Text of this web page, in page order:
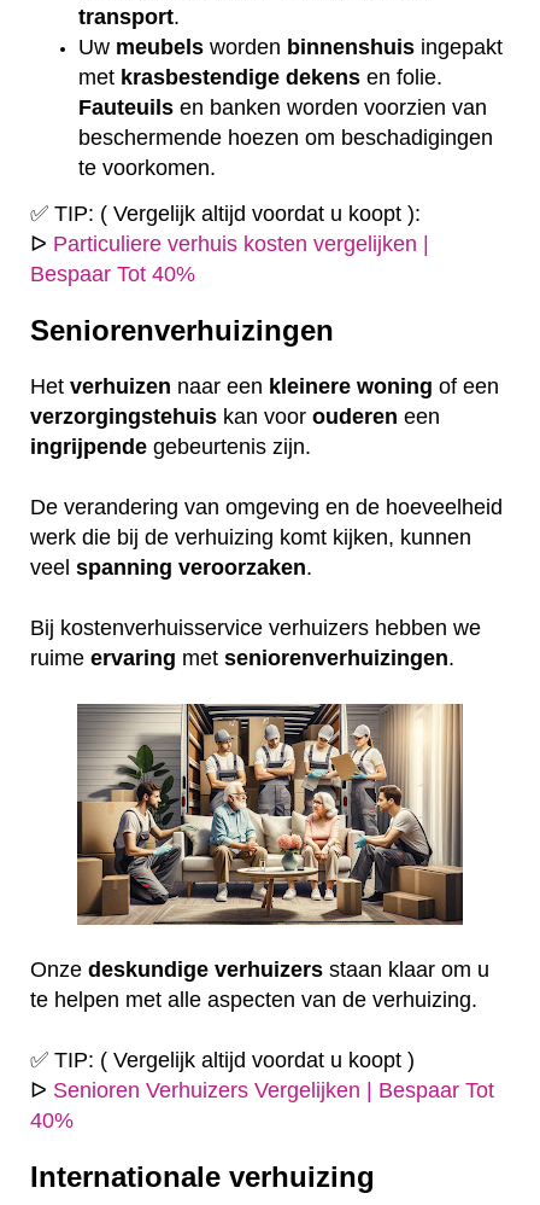
transport.
Uw meubels worden binnenshuis ingepakt
met krasbestendige dekens en folie.
Fauteuils en banken worden voorzien van
beschermende hoezen om beschadigingen
te voorkomen.
✅ TIP: ( Vergelijk altijd voordat u koopt ):
ᐅ Particuliere verhuis kosten vergelijken |
Bespaar Tot 40%
Seniorenverhuizingen
Het verhuizen naar een kleinere woning of een
verzorgingstehuis kan voor ouderen een
ingrijpende gebeurtenis zijn.
De verandering van omgeving en de hoeveelheid
werk die bij de verhuizing komt kijken, kunnen
veel spanning veroorzaken.
Bij kostenverhuisservice verhuizers hebben we
ruime ervaring met seniorenverhuizingen.
Onze deskundige verhuizers staan klaar om u
te helpen met alle aspecten van de verhuizing.
✅ TIP: ( Vergelijk altijd voordat u koopt )
ᐅ Senioren Verhuizers Vergelijken | Bespaar Tot
40%
Internationale verhuizing